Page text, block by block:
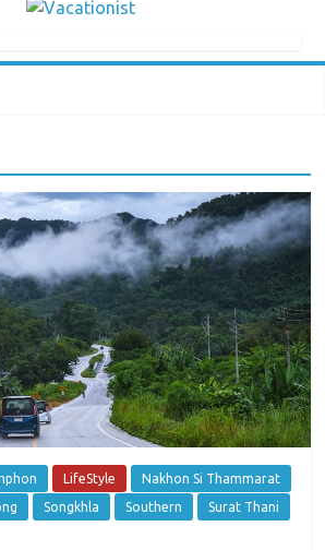
LifeStyle
Nakhon Si Thammarat
Songkhla Southern Surat Thani